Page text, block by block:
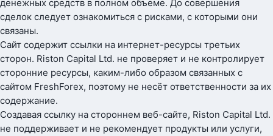
денежных средств в полном объеме. До совершения
сделок следует ознакомиться с рисками, с которыми они
связаны.
Сайт содержит ссылки на интернет-ресурсы третьих
сторон. Riston Capital Ltd. не проверяет и не контролирует
сторонние ресурсы, каким-либо образом связанных с
сайтом FreshForex, поэтому не несёт ответственности за их
содержание.
Создавая ссылку на стороннем веб-сайте, Riston Capital Ltd.
не поддерживает и не рекомендует продукты или услуги,